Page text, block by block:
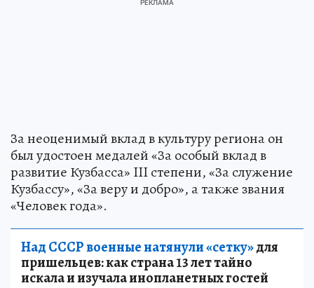
За неоценимый вклад в культуру региона он
был удостоен медалей «За особый вклад в
развитие Кузбасса» III степени, «За служение
Кузбассу», «За веру и добро», а также звания
«Человек года».
Над СССР военные натянули «сетку»для
пришельцев: как страна 13 лет тайно
искала и изучала инопланетных гостей